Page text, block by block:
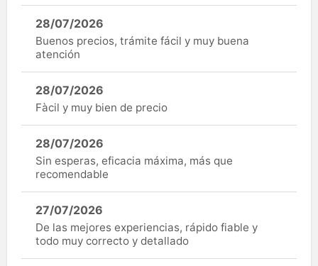
28/07/2026
Buenos precios, trámite fácil y muy buena
atención
28/07/2026
Fàcil y muy bien de precio
28/07/2026
Sin esperas, eficacia máxima, más que
recomendable
27/07/2026
De las mejores experiencias, rápido fiable y
todo muy correcto y detallado